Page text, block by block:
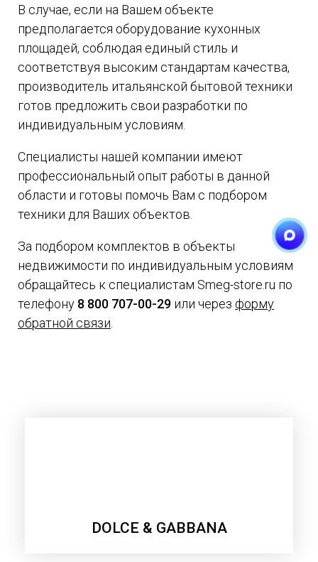
В случае, если на Вашем объекте
предполагается оборудование кухонных
площадей, соблюдая единый стиль и
соответствуя высоким стандартам качества,
производитель итальянской бытовой техники
готов предложить свои разработки по
индивидуальным условиям.
Специалисты нашей компании имеют
профессиональный опыт работы в данной
области и готовы помочь Вам с подбором
техники для Ваших объектов.
За подбором комплектов в объекты
недвижимости по индивидуальным условиям
обращайтесь к специалистам Smeg-store.ru по
телефону 8 800 707-00-29 или через форму
обратной связи
DOLCE & GABBANA